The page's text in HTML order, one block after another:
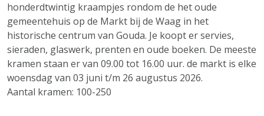
honderdtwintig kraampjes rondom de het oude
gemeentehuis op de Markt bij de Waag in het
historische centrum van Gouda. Je koopt er servies,
sieraden, glaswerk, prenten en oude boeken. De meeste
kramen staan er van 09.00 tot 16.00 uur. de markt is elke
woensdag van 03 juni t/m 26 augustus 2026.
Aantal kramen: 100-250